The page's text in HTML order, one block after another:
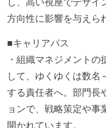
方向性に影響を与えら
■キャリアパス
・組織マネジメント
して、ゆくゆくは数名
する責任者へ。部門長
ョンで、戦略策定や
開かれています。